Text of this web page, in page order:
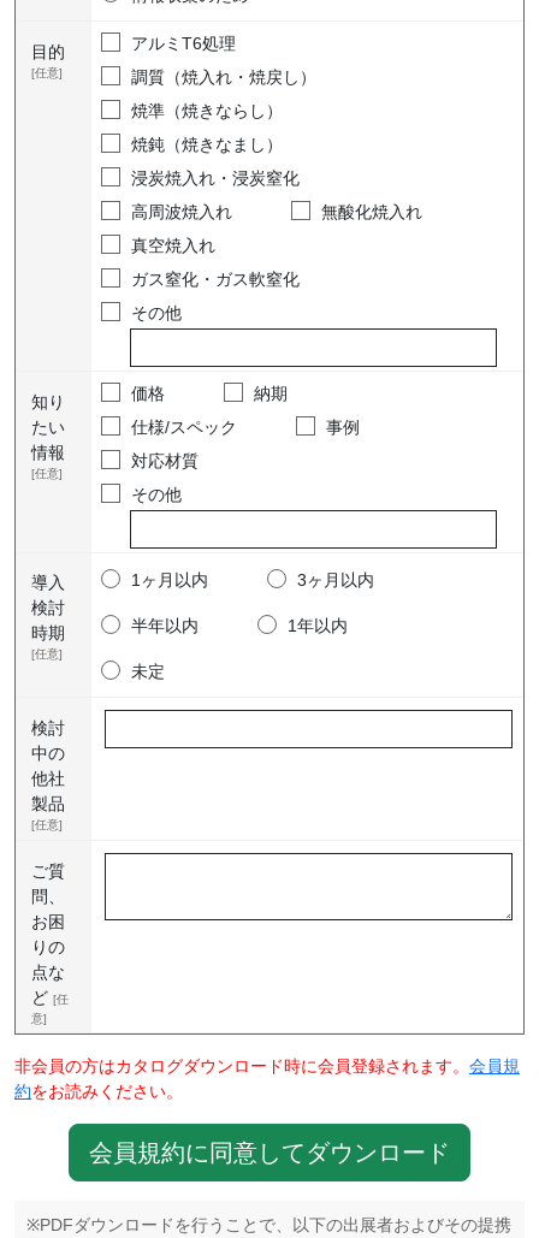
目的
[任意]
アルミT6処理
調質（焼入れ・焼戻し）
焼準（焼きならし）
焼鈍（焼きなまし）
浸炭焼入れ・浸炭窒化
高周波焼入れ
無酸化焼入れ
真空焼入れ
ガス窒化・ガス軟窒化
その他
知り
たい
情報
[任意]
価格
納期
仕様/スペック
事例
対応材質
その他
導入
検討
時期
[任意]
1ヶ月以内 3ヶ月以内
半年以内 1年以内
未定
検討
中の
他社
製品
[任意]
ご質
問、
お困
りの
点な
ど [任
意]
非会員の方はカタログダウンロード時に会員登録されます。 会員規
約をお読みください。
会員規約に同意してダウンロード
※PDFダウンロードを行うことで、以下の出展者およびその提携